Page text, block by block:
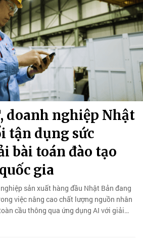
doanh nghiệp Nhật
tận dụng sức
bài toán đào tạo
gia
sản xuất hàng đầu Nhật Bản đang
việc nâng cao chất lượng nguồn nhân
cầu thông qua ứng dụng AI với giải